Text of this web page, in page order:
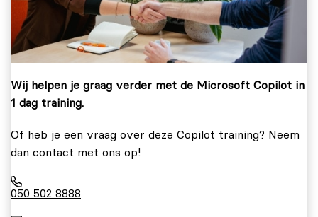
Wij helpen je graag verder met de Microsoft Copilot in
1 dag training.
Of heb je een vraag over deze Copilot training? Neem
dan contact met ons op!
050 502 8888